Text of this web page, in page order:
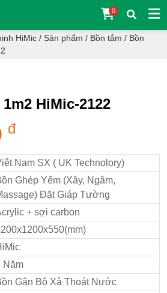
0
HiMic / Sản phẩm / Bồn tắm / Bồn
HiMic-2122
đ
Nam SX ( UK Technolory)
Ghép Yếm (Xây, Ngâm,
Đặt Giáp Tường
+ sợi carbon
Năm
Gắn Bộ Xả Thoát Nước